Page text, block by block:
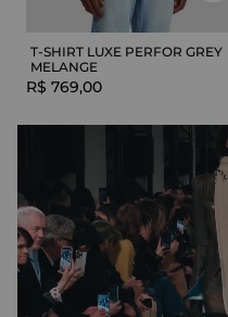
T-SHIRT LUXE PERFOR GREY
MELANGE
R$ 769,00